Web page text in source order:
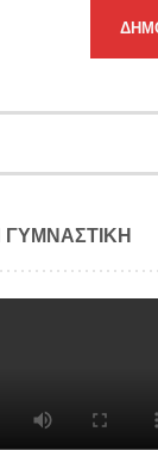
ΓΥΜΝΑΣΤΙΚΗ